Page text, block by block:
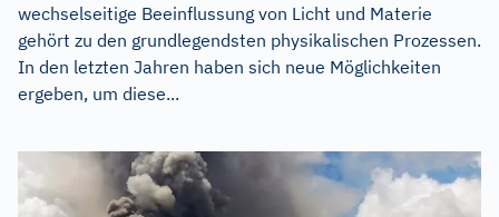
wechselseitige Beeinflussung von Licht und Materie
gehört zu den grundlegendsten physikalischen Prozessen.
In den letzten Jahren haben sich neue Möglichkeiten
ergeben, um diese...